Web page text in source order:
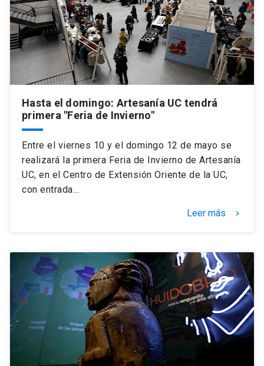
Hasta el domingo: Artesanía UC tendrá
primera "Feria de Invierno"
Entre el viernes 10 y el domingo 12 de mayo se
realizará la primera Feria de Invierno de Artesanía
UC, en el Centro de Extensión Oriente de la UC,
con entrada…
Leer más keyboard_arrow_right